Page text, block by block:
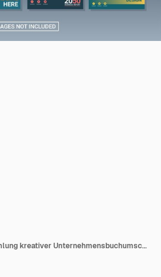
Vorlage für die Sammlung kreativer Unternehmensbuchumschläge